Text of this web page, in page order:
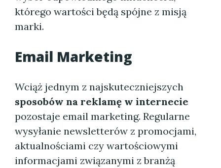
którego wartości będą spójne z misją
marki.
Email Marketing
Wciąż jednym z najskuteczniejszych
sposobów na reklamę w internecie
pozostaje email marketing. Regularne
wysyłanie newsletterów z promocjami,
aktualnościami czy wartościowymi
informacjami związanymi z branżą